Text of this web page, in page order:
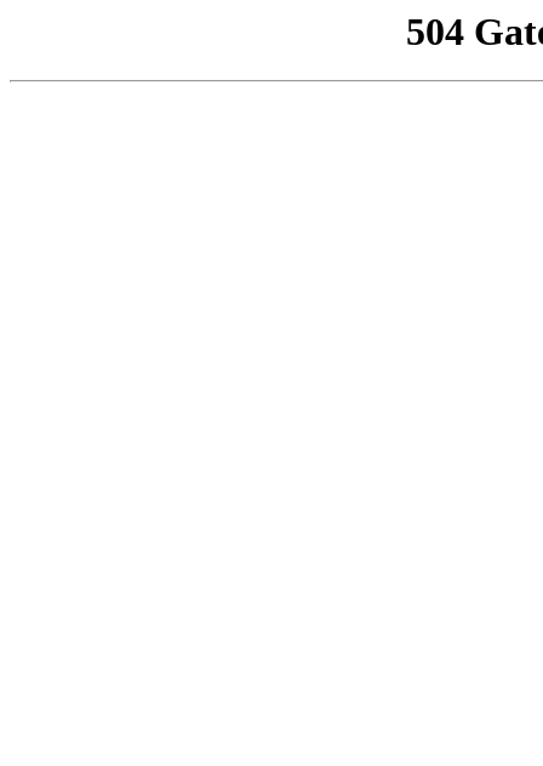
504